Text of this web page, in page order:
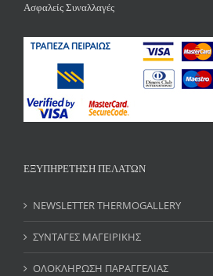
Ασφαλείς Συναλλαγές
ΕΞΥΠΗΡΕΤΗΣΗ ΠΕΛΑΤΩΝ
NEWSLETTER THERMOGALLERY
ΣΥΝΤΑΓΕΣ ΜΑΓΕΙΡΙΚΗΣ
ΟΛΟΚΛΗΡΩΣΗ ΠΑΡΑΓΓΕΛΙΑΣ